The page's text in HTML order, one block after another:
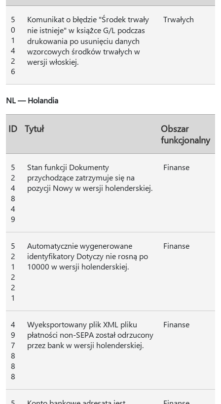
5
0
1
4
2
6
Komunikat o błędzie "Środek trwały
nie istnieje" w książce G/L podczas
drukowania po usunięciu danych
wzorcowych środków trwałych w
wersji włoskiej.
Trwałych
NL — Holandia
ID Tytuł
Obszar
funkcjonalny
5
2
4
8
4
9
Stan funkcji Dokumenty
przychodzące zatrzymuje się na
pozycji Nowy w wersji holenderskiej.
Finanse
5
2
1
2
2
1
Automatycznie wygenerowane
identyfikatory Dotyczy nie rosną po
10000 w wersji holenderskiej.
Finanse
4
9
7
8
8
8
Wyeksportowany plik XML pliku
płatności non-SEPA został odrzucony
przez bank w wersji holenderskiej.
Finanse